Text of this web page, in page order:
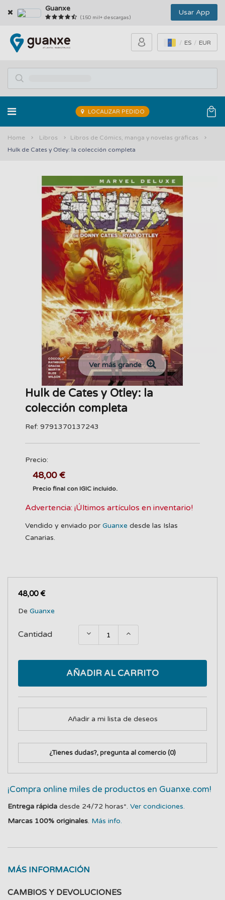
Guanxe
(150 mil+ descargas)
Usar App
ES EUR
LOCALIZAR PEDIDO
Home Libros
Libros de Cómics, manga y novelas gráficas
Hulk de Cates y Otley: la colección completa
Ver más grande
Hulk de Cates y Otley: la
colección completa
Ref: 9791370137243
Precio:
48,00 €
Precio final con IGIC incluido.
Advertencia: ¡Últimos artículos en inventario!
Vendido y enviado por Guanxe desde las Islas
Canarias.
48,00 €
De Guanxe
Cantidad
AÑADIR AL CARRITO
Añadir a mi lista de deseos
¿Tienes dudas?, pregunta al comercio(0)
¡Compra online miles de productos en Guanxe.com!
Entrega rápida desde 24/72 horas*. Ver condiciones.
Marcas 100% originales. Más info.
MÁS INFORMACIÓN
CAMBIOS Y DEVOLUCIONES